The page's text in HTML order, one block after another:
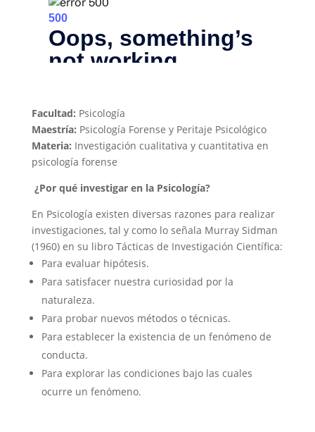
Facultad: Psicología
Maestría: Psicología Forense y Peritaje Psicológico
Materia: Investigación cualitativa y cuantitativa en
psicología forense
¿Por qué investigar en la Psicología?
En Psicología existen diversas razones para realizar
investigaciones, tal y como lo señala Murray Sidman
(1960) en su libro Tácticas de Investigación Científica:
Para evaluar hipótesis.
Para satisfacer nuestra curiosidad por la
naturaleza.
Para probar nuevos métodos o técnicas.
Para establecer la existencia de un fenómeno de
conducta.
Para explorar las condiciones bajo las cuales
ocurre un fenómeno.